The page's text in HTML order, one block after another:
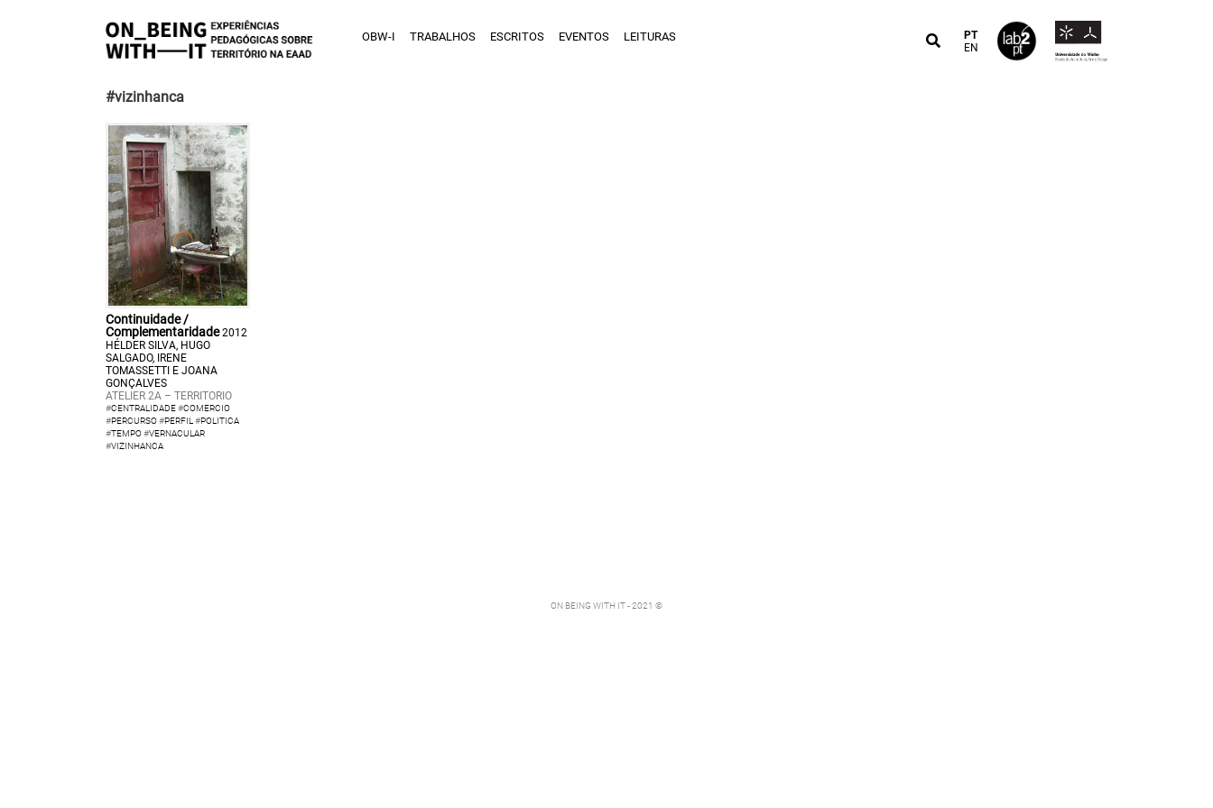
OBW-I TRABALHOS ESCRITOS EVENTOS LEITURAS
PT
EN
#vizinhanca
Continuidade /
Complementaridade2012
HÉLDER SILVA, HUGO
SALGADO, IRENE
TOMASSETTI E JOANA
GONÇALVES
ATELIER 2A – TERRITORIO
#CENTRALIDADE#COMERCIO
#PERCURSO#PERFIL #POLITICA
#TEMPO#VERNACULAR
#VIZINHANCA
ON BEING WITH IT - 2021 ©